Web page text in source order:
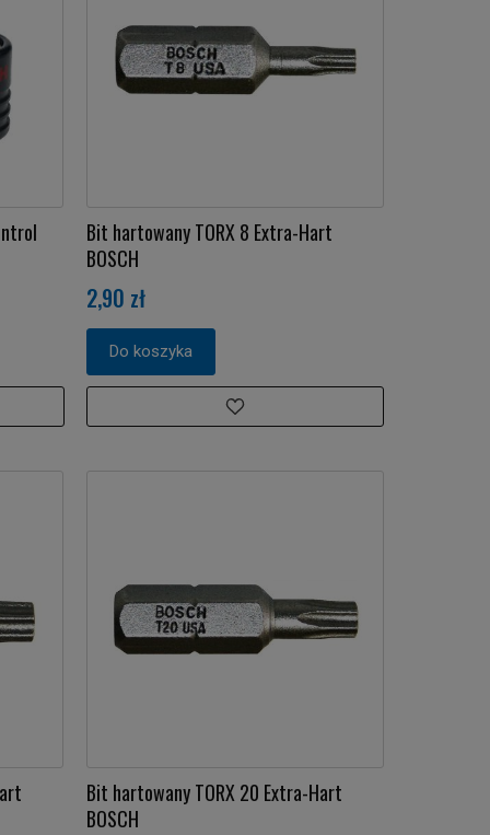
Bit hartowany TORX 8 Extra-Hart
BOSCH
2,90 zł
Do koszyka
Bit hartowany TORX 20 Extra-Hart
BOSCH